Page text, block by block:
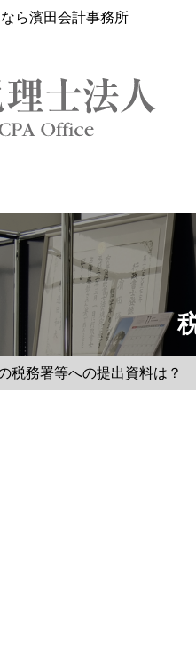
ら濱田会計事務所
税務署等への提出資料は？